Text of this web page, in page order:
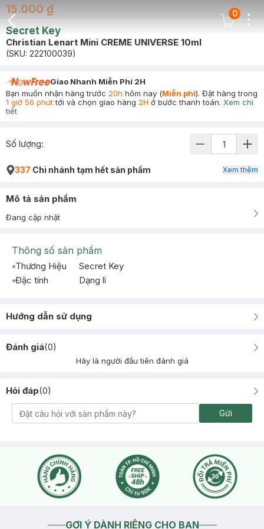
Back Icon
Cart Icon
0
15.000 ₫
Secret Key
Christian Lenart Mini CREME UNIVERSE 10ml
(SKU: 222100039)
Giao Nhanh Miễn Phí 2H
Bạn muốn nhận hàng trước 20h hôm nay (Miễn phí). Đặt hàng trong
1 giờ 56 phúttới và chọn giao hàng 2H ở bước thanh toán. Xem chi
tiết
Số lượng:
337 Chi nhánh tạm hết sản phẩm Xem thêm
Mô tả sản phẩm
Đang cập nhật
Thông số sản phẩm
Thương Hiệu
Secret Key
Đặc tính
Dạng lì
Hướng dẫn sử dụng
Đánh giá(0)
Hãy là người đầu tiên đánh giá
Hỏi đáp(0)
Gửi
GỢI Ý DÀNH RIÊNG CHO BẠN